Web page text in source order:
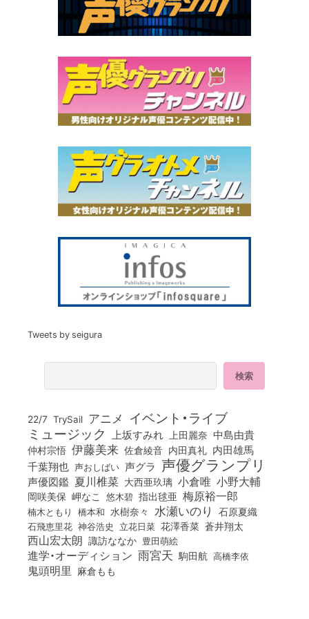
Tweets by seigura
22/7 TrySail アニメ イベント・ライブ
ミュージック 上坂すみれ 上田麗奈 中島由貴
仲村宗悟 伊藤美来 佐倉綾音 内田真礼 内田雄馬
千葉翔也 声おしばい 声グラ 声優グランプリ
声優図鑑 夏川椎菜 大西亜玖璃 小倉唯 小野大輔
岡咲美保 岬なこ 悠木碧 指出毬亜 梅原裕一郎
楠木ともり 橋本和 水樹奈々 水瀬いのり 石原夏織
石飛恵里花 神谷浩史 立花日菜 花澤香菜 蒼井翔太
西山宏太朗 諏訪ななか 豊田萌絵
進学・オーディション 雨宮天 駒田航 高橋李依
鬼頭明里 麻倉もも